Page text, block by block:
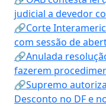
judicial a devedor
🔗Corte
com sessão de
🔗Anulada
fazerem
🔗Supremo
Desconto no DF e